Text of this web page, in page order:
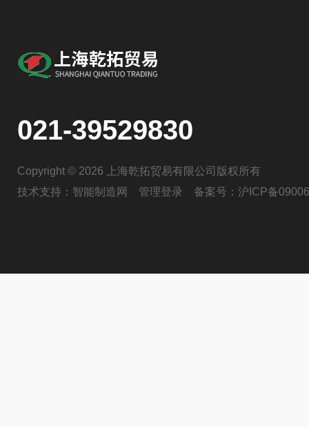
021-39529830
Copyright © 2026 上海乾拓贸易有限公司版权所有
技术支持： 智能制造网 管理登录 备案号： 沪ICP备